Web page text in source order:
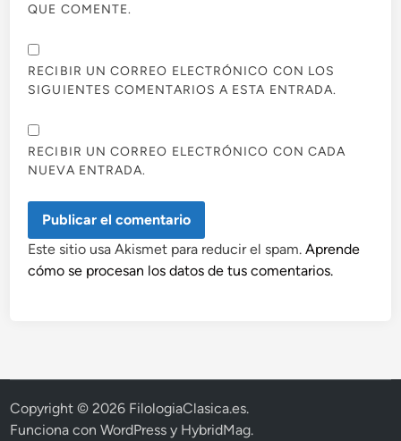
QUE COMENTE.
RECIBIR UN CORREO ELECTRÓNICO CON LOS
SIGUIENTES COMENTARIOS A ESTA ENTRADA.
RECIBIR UN CORREO ELECTRÓNICO CON CADA
NUEVA ENTRADA.
Este sitio usa Akismet para reducir el spam.Aprende
cómo se procesan los datos de tus comentarios.
Copyright © 2026 FilologiaClasica.es.
Funciona conWordPress y HybridMag.